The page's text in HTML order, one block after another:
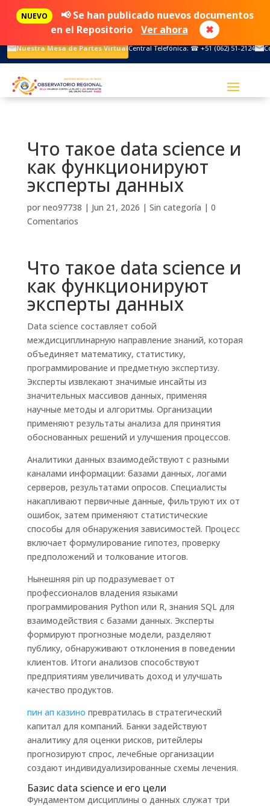
Nuestra Mesa de Partes VirtualCentral Telefónica: ☎ +51 (062) 51-2124
Что такое data science и
как функционируют
эксперты данных
por neo97738 | Jun 21, 2026 | Sin categoría | 0
Comentarios
Что такое data science и
как функционируют
эксперты данных
Data science составляет собой
междисциплинарную направление знаний, которая
объединяет математику, статистику,
программирование и предметную экспертизу.
Эксперты извлекают значимые инсайты из
значительных массивов данных, применяя
научные методы и алгоритмы. Организации
применяют результаты анализа для принятия
обоснованных решений и улучшения процессов.
Аналитики данных взаимодействуют с разными
каналами информации: базами данных, логами
серверов, результатами опросов. Специалисты
накапливают первичные данные, фильтруют их от
ошибок, затем применяют статистические
способы для обнаружения зависимостей. Процесс
включает формулирование гипотез, проверку
предположений и толкование итогов.
Нынешняя pin up подразумевает от
профессионалов владения языками
программирования Python или R, знания SQL для
взаимодействия с базами данных. Эксперты
формируют прогнозные модели, разделяют
публику, обнаруживают отклонения в поведении
клиентов. Итоги анализов способствуют
предприятиям увеличивать доход и улучшать
качество продуктов.
пин ап казино превратилась в стратегический
капитал для компаний. Банки задействуют
аналитику для оценки рисков, ритейлеры
прогнозируют спрос, лечебные организации
создают индивидуализированные схемы лечения.
Базис data science и его цели
Фундаментом дисциплины о данных служат три
NUEVO
📢 Se han publicado nuevos documentos
en el Repositorio
Ver ahora ✖